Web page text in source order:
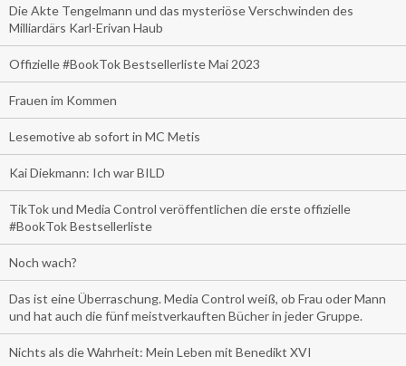
Die Akte Tengelmann und das mysteriöse Verschwinden des
Milliardärs Karl-Erivan Haub
Offizielle #BookTok Bestsellerliste Mai 2023
Frauen im Kommen
Lesemotive ab sofort in MC Metis
Kai Diekmann: Ich war BILD
TikTok und Media Control veröffentlichen die erste offizielle
#BookTok Bestsellerliste
Noch wach?
Das ist eine Überraschung. Media Control weiß, ob Frau oder Mann
und hat auch die fünf meistverkauften Bücher in jeder Gruppe.
Nichts als die Wahrheit: Mein Leben mit Benedikt XVI